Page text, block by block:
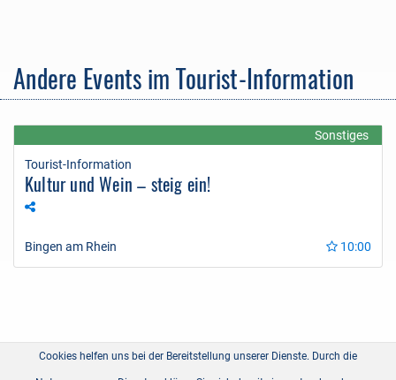
Andere Events im Tourist-Information
Sonstiges
Tourist-Information
Kultur und Wein – steig ein!
Bingen am Rhein 10:00
Cookies helfen uns bei der Bereitstellung unserer Dienste. Durch die